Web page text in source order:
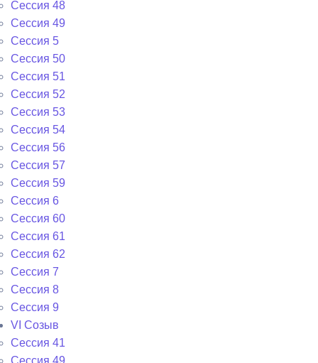
Сессия 48
Сессия 49
Сессия 5
Сессия 50
Сессия 51
Сессия 52
Сессия 53
Сессия 54
Сессия 56
Сессия 57
Сессия 59
Сессия 6
Сессия 60
Сессия 61
Сессия 62
Сессия 7
Сессия 8
Сессия 9
VI Cозыв
Cессия 41
Cессия 49